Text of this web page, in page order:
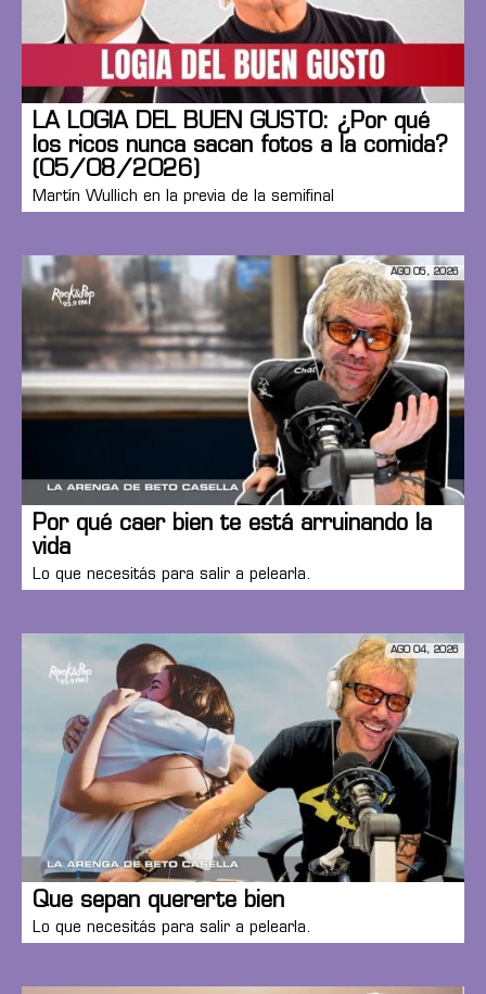
LA LOGIA DEL BUEN GUSTO: ¿Por qué
los ricos nunca sacan fotos a la comida?
(05/08/2026)
Martín Wullich en la previa de la semifinal
AGO 05, 2026
Por qué caer bien te está arruinando la
vida
Lo que necesitás para salir a pelearla.
AGO 04, 2026
Que sepan quererte bien
Lo que necesitás para salir a pelearla.